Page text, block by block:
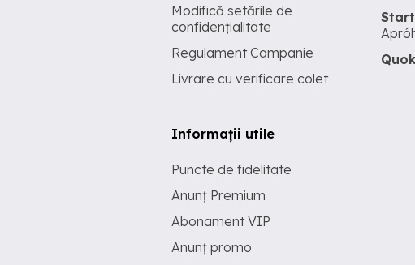
Modifică setările de
confidențialitate
Regulament Campanie
Livrare cu verificare colet
Informații utile
Puncte de fidelitate
Anunț Premium
Abonament VIP
Anunț promo